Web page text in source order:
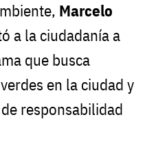
Marcelo
a la ciudadanía a
que busca
en la ciudad y
responsabilidad